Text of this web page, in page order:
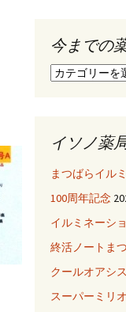
今までの
今
薬
局
日
イソノ薬
まつばらイル
100周年記念
イルミネーシ
終活ノートま
クールオアシス
スーパーミリ